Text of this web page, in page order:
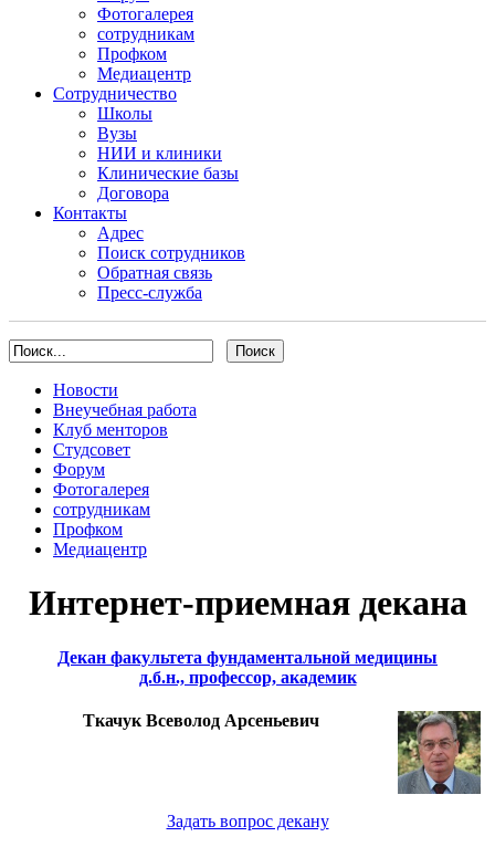
Фотогалерея
сотрудникам
Профком
Медиацентр
Сотрудничество
Школы
Вузы
НИИ и клиники
Клинические базы
Договора
Контакты
Адрес
Поиск сотрудников
Обратная связь
Пресс-служба
Новости
Внеучебная работа
Клуб менторов
Студсовет
Форум
Фотогалерея
сотрудникам
Профком
Медиацентр
Интернет-приемная декана
Декан факультета фундаментальной медицины
д.б.н., профессор, академик
Ткачук Всеволод Арсеньевич
Задать вопрос декану